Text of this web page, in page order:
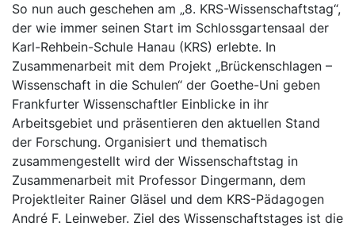
So nun auch geschehen am „8. KRS-Wissenschaftstag“,
der wie immer seinen Start im Schlossgartensaal der
Karl-Rehbein-Schule Hanau (KRS) erlebte. In
Zusammenarbeit mit dem Projekt „Brückenschlagen –
Wissenschaft in die Schulen“ der Goethe-Uni geben
Frankfurter Wissenschaftler Einblicke in ihr
Arbeitsgebiet und präsentieren den aktuellen Stand
der Forschung. Organisiert und thematisch
zusammengestellt wird der Wissenschaftstag in
Zusammenarbeit mit Professor Dingermann, dem
Projektleiter Rainer Gläsel und dem KRS-Pädagogen
André F. Leinweber. Ziel des Wissenschaftstages ist die